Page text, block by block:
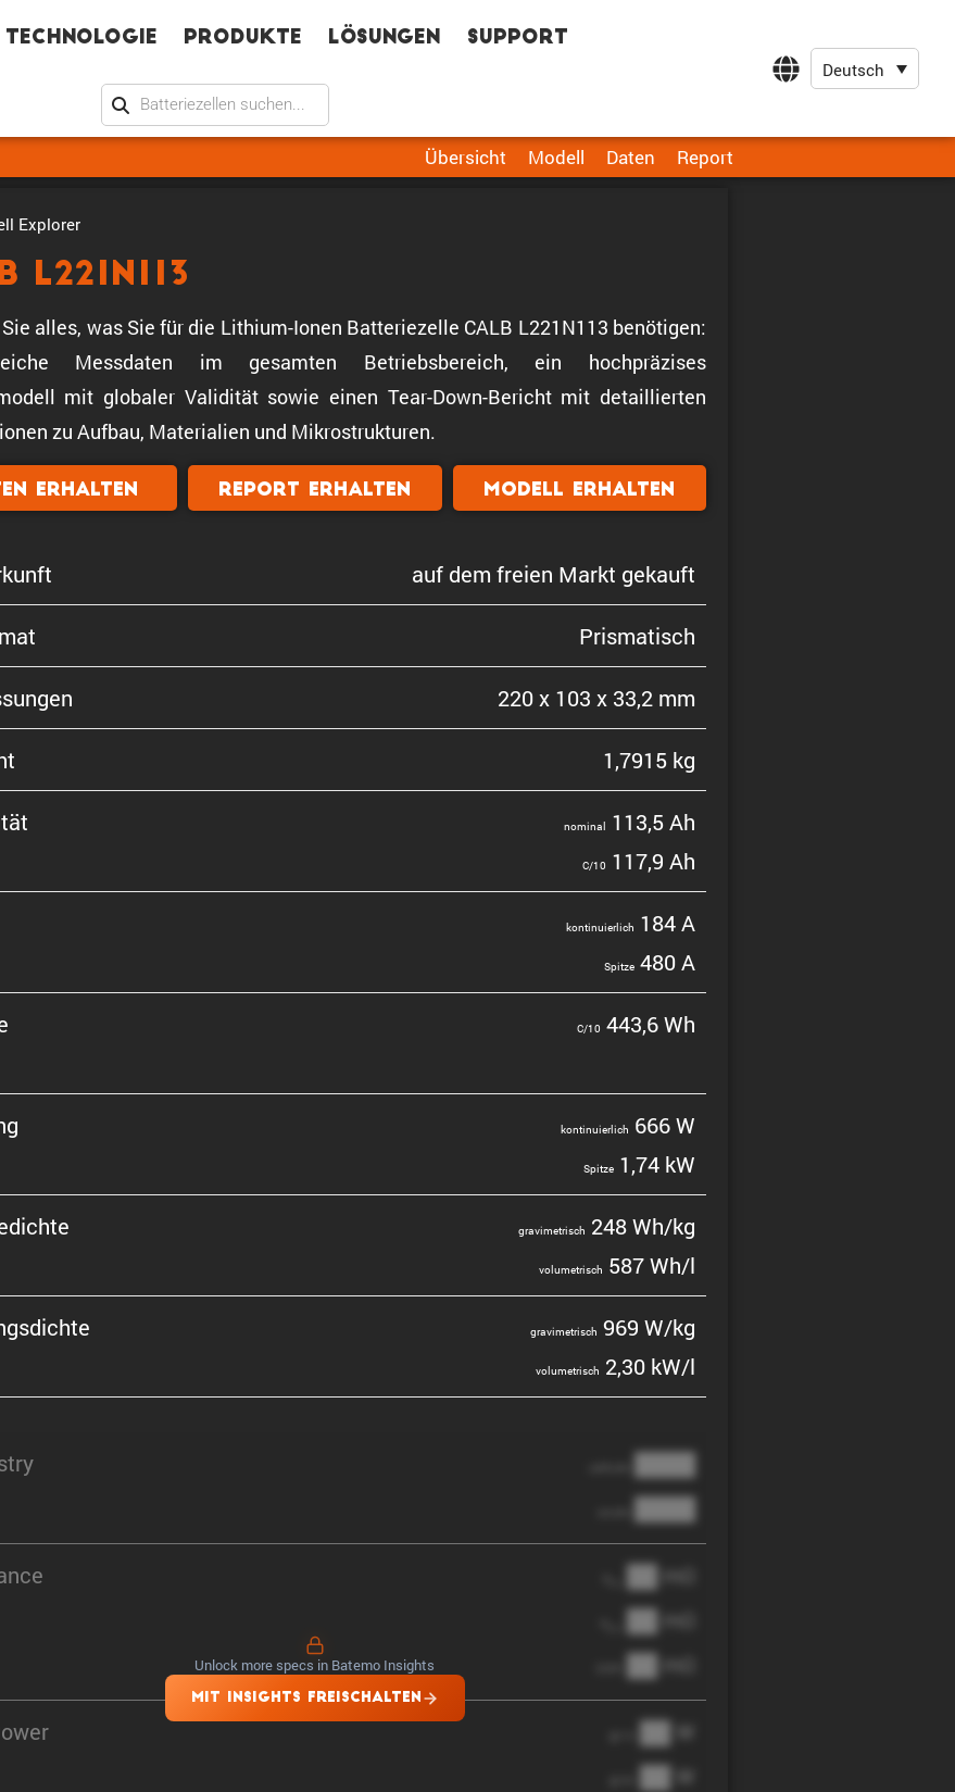
Technologie Produkte Lösungen Support
Deutsch
Übersicht Modell Daten Report
Explorer
L221N113
alles, was Sie für die Lithium-Ionen Batteriezelle CALB L221N113 benötigen:
Messdaten im gesamten Betriebsbereich, ein hochpräzises
mit globaler Validität sowie einen Tear-Down-Bericht mit detaillierten
zu Aufbau, Materialien und Mikrostrukturen.
erhalten Report erhalten Modell erhalten
auf dem freien Markt gekauft
Prisma­tisch
220 x 103 x 33,2 mm
1,7915 kg
nominal 113,5 Ah
C/10 117,9 Ah
konti­nu­ier­lich 184 A
Spitze480 A
C/10 443,6 Wh
konti­nu­ier­lich 666 W
Spitze1,74 kW
gravi­me­trisch 248 Wh/kg
volume­trisch 587 Wh/l
gravi­me­trisch 969 W/kg
volume­trisch 2,30 kW/l
████
████
██ mΩ
██ mΩ
██ mΩ
██ W
██ W
Unlock more specs in Batemo Insights
MIT INSIGHTS FREISCHALTEN